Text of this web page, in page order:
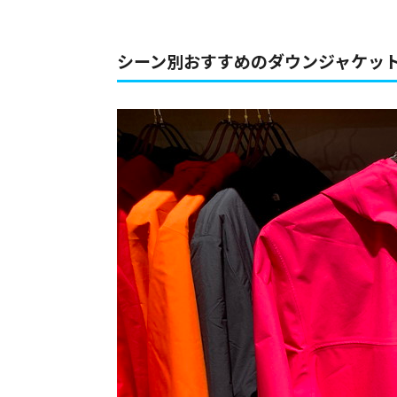
シーン別おすすめのダウンジャケッ